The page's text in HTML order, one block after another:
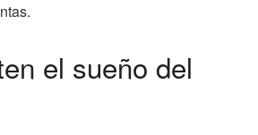
el sueño del